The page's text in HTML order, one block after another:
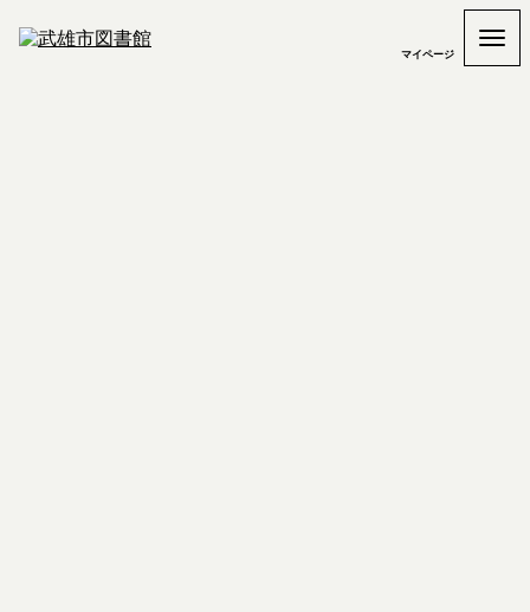
マイページ